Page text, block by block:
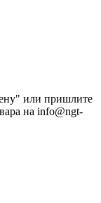
или пришлите
на info@ngt-